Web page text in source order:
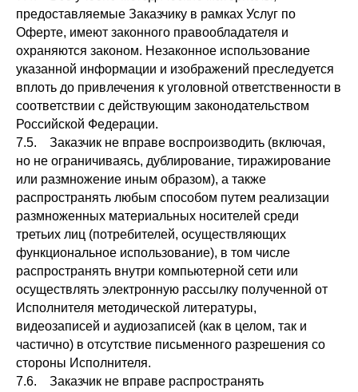
предоставляемые Заказчику в рамках Услуг по
Оферте, имеют законного правообладателя и
охраняются законом. Незаконное использование
указанной информации и изображений преследуется
вплоть до привлечения к уголовной ответственности в
соответствии с действующим законодательством
Российской Федерации.
7.5. Заказчик не вправе воспроизводить (включая,
но не ограничиваясь, дублирование, тиражирование
или размножение иным образом), а также
распространять любым способом путем реализации
размноженных материальных носителей среди
третьих лиц (потребителей, осуществляющих
функциональное использование), в том числе
распространять внутри компьютерной сети или
осуществлять электронную рассылку полученной от
Исполнителя методической литературы,
видеозаписей и аудиозаписей (как в целом, так и
частично) в отсутствие письменного разрешения со
стороны Исполнителя.
7.6. Заказчик не вправе распространять